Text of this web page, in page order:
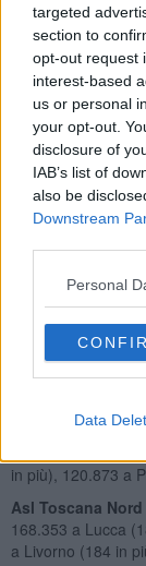
targeted
section to
opt-out request
interest-based
us or personal
your opt-out.
disclosure of
IAB’s list of
also be
Downstream
Personal
Data
I guariti oggi sono
rappresentano il
territorio regionale.
Gli attualmente
Diminuisce il
rispetto a ieri), di
sottostante la
casa con sintomi
di sintomi (183 in
Di seguito i casi
Asl Toscana
in più), 120.873 a
Asl Toscana
168.353 a Lucca
a Livorno (184 in